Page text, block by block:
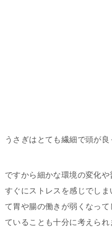
うさぎはとても繊細で頭が良
ですから細かな環境の変化
すぐにストレスを感じでし
て胃や腸の働きが弱くなっ
ていることも十分に考えられ